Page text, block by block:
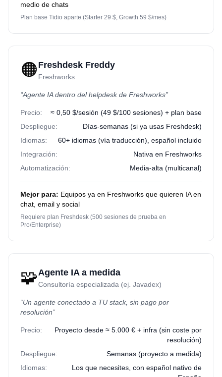
medio de chats
Plan base Tidio aparte (Starter 29 $, Growth 59 $/mes)
🟠 Freshdesk Freddy
Freshworks
“Agente IA dentro del helpdesk de Freshworks”
Precio:
≈ 0,50 $/sesión (49 $/100 sesiones) + plan base
Despliegue:
Días-semanas (si ya usas Freshdesk)
Idiomas:
60+ idiomas (vía traducción), español incluido
Integración:
Nativa en Freshworks
Automatización:
Media-alta (multicanal)
Mejor para: Equipos ya en Freshworks que quieren IA en
chat, email y social
Requiere plan Freshdesk (500 sesiones de prueba en
Pro/Enterprise)
🧩Agente IA a medida
Consultoría especializada (ej. Javadex)
“Un agente conectado a TU stack, sin pago por
resolución”
Precio:
Proyecto desde ≈ 5.000 € + infra (sin coste por
resolución)
Despliegue:
Semanas (proyecto a medida)
Idiomas:
Los que necesites, con español nativo de